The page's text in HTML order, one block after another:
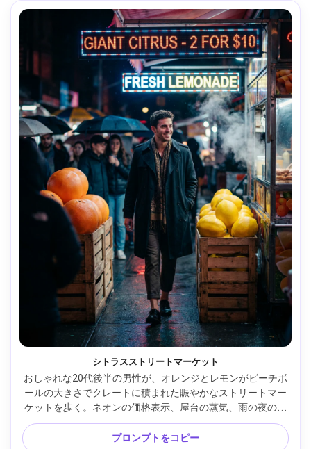
シトラスストリートマーケット
おしゃれな20代後半の男性が、オレンジとレモンがビーチボ
ールの大きさでクレートに積まれた賑やかなストリートマー
ケットを歩く。ネオンの価格表示、屋台の蒸気、雨の夜の反
射、Canon R5 35mm f/1.4で撮影、目線のストリートスタイ
ル、鮮明なフォーカスと映画のようなボケ、フォトリアルな
プロンプトをコピー